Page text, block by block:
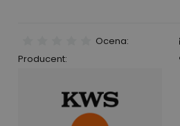
Ocena:
Producent: